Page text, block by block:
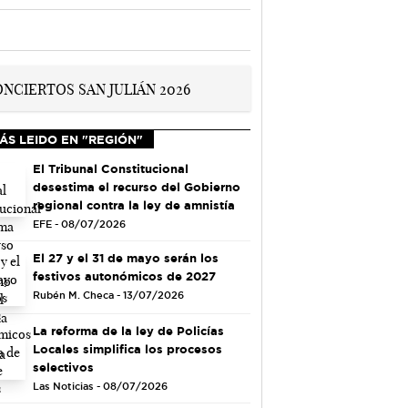
LEIDO EN "REGIÓN"
El Tribunal Constitucional
desestima el recurso del Gobierno
regional contra la ley de amnistía
EFE - 08/07/2026
El 27 y el 31 de mayo serán los
festivos autonómicos de 2027
Rubén M. Checa - 13/07/2026
La reforma de la ley de Policías
Locales simplifica los procesos
selectivos
Las Noticias - 08/07/2026